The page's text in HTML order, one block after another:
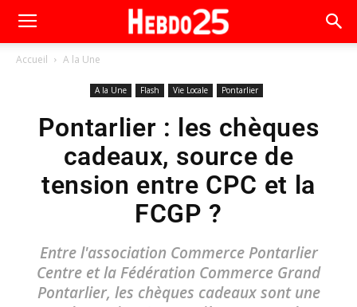
Accueil A la Une
A la Une Flash Vie Locale Pontarlier
Pontarlier : les chèques
cadeaux, source de
tension entre CPC et la
FCGP ?
Entre l'association Commerce Pontarlier
Centre et la Fédération Commerce Grand
Pontarlier, les chèques cadeaux sont une